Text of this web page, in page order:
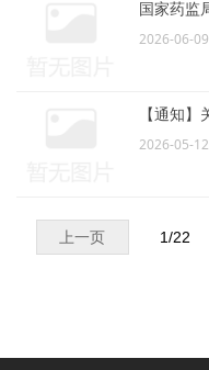
2026-06-09
2026-05-12
上一页 1/22